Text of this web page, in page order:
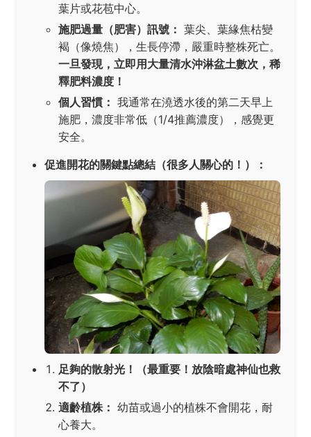
葉片或花苞中心。
施肥過量（肥害）訊號： 葉尖、葉緣焦枯變
褐（像燒焦），生長停滯，嚴重時整株死亡。
一旦發現，立即用大量清水沖淋盆土數次，稀
釋肥料濃度！
個人習慣： 我通常在澆透水後的第二天早上
施肥，濃度非常低（1/4推薦濃度），感覺更
安全。
促進開花的關鍵點總結（很多人關心的！）：
足夠的散射光！（最重要！放陰暗處神仙也救
不了）
適齡植株： 幼苗或過小的植株不會開花，耐
心養大。